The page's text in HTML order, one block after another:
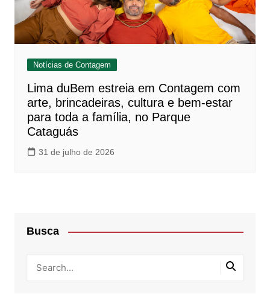
Notícias de Contagem
Lima duBem estreia em Contagem com
arte, brincadeiras, cultura e bem-estar
para toda a família, no Parque
Cataguás
31 de julho de 2026
Busca